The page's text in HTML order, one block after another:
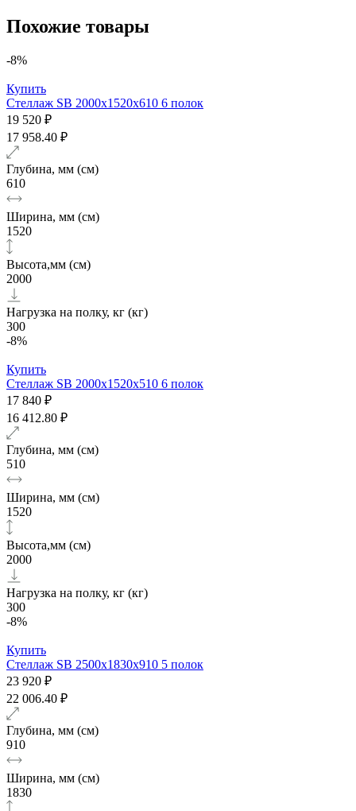
Похожие товары
-8%
Купить
Стеллаж SB 2000х1520x610 6 полок
19 520 ₽
17 958.40 ₽
Глубина, мм (см)
610
Ширина, мм (см)
1520
Высота,мм (см)
2000
Нагрузка на полку, кг (кг)
300
-8%
Купить
Стеллаж SB 2000х1520x510 6 полок
17 840 ₽
16 412.80 ₽
Глубина, мм (см)
510
Ширина, мм (см)
1520
Высота,мм (см)
2000
Нагрузка на полку, кг (кг)
300
-8%
Купить
Стеллаж SB 2500x1830x910 5 полок
23 920 ₽
22 006.40 ₽
Глубина, мм (см)
910
Ширина, мм (см)
1830